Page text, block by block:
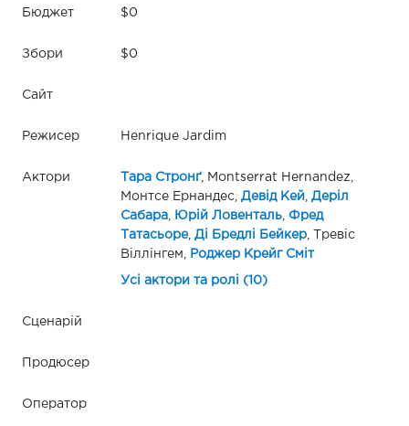
Бюджет $0
Збори $0
Сайт
Режисер Henrique Jardim
Актори Тара Стронґ, Montserrat Hernandez,
Монтсе Ернандес, Девід Кей
Деріл
Сабара, Юрій Ловенталь, Фред
Татасьоре, Ді Бредлі Бейкер, Тревіс
Віллінгем,
Роджер Крейг Сміт
Усі актори та ролі (10)
Сценарій
Продюсер
Оператор